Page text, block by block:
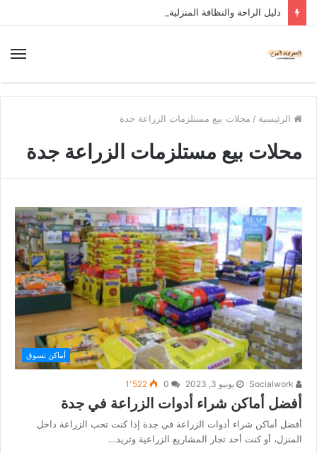
دليل الراحة والنظافة المنزلية
الرئيسية / محلات بيع مستلزمات الزراعة جدة
محلات بيع مستلزمات الزراعة جدة
أماكن تسوق
يونيو 3, 2023 1٬522
أفضل أماكن شراء أدوات الزراعة في جدة
أفضل أماكن شراء أدوات الزراعة في جدة إذا كنت تحب الزراعة داخل
المنزل، أو كنت أحد تجار المشاريع الزراعية وتريد…